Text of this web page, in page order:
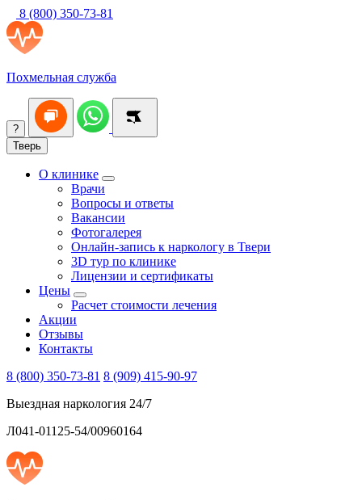
8 (800) 350-73-81
Похмельная служба
?
Тверь
О клинике
Врачи
Вопросы и ответы
Вакансии
Фотогалерея
Онлайн-запись к наркологу в Твери
3D тур по клинике
Лицензии и сертификаты
Цены
Расчет стоимости лечения
Акции
Отзывы
Контакты
8 (800) 350-73-81 8 (909) 415-90-97
Выездная наркология 24/7
Л041-01125-54/00960164